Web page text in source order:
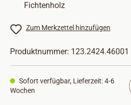
Fichtenholz
Zum Merkzettel hinzufügen
Produktnummer: 123.2424.46001
Sofort verfügbar, Lieferzeit: 4-6
Wochen